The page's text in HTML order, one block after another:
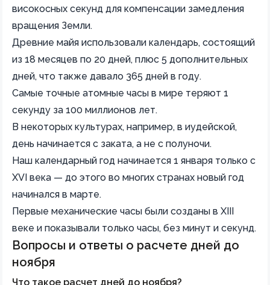
високосных секунд для компенсации замедления
вращения Земли.
Древние майя использовали календарь, состоящий
из 18 месяцев по 20 дней, плюс 5 дополнительных
дней, что также давало 365 дней в году.
Самые точные атомные часы в мире теряют 1
секунду за 100 миллионов лет.
В некоторых культурах, например, в иудейской,
день начинается с заката, а не с полуночи.
Наш календарный год начинается 1 января только с
XVI века — до этого во многих странах новый год
начинался в марте.
Первые механические часы были созданы в XIII
веке и показывали только часы, без минут и секунд.
Вопросы и ответы о расчете дней до
ноября
Что такое расчет дней до ноября?